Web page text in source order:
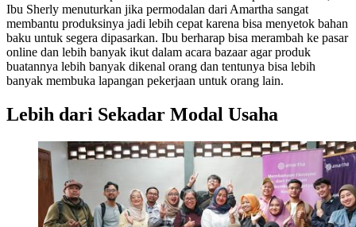
Ibu Sherly menuturkan jika permodalan dari Amartha sangat
membantu produksinya jadi lebih cepat karena bisa menyetok bahan
baku untuk segera dipasarkan. Ibu berharap bisa merambah ke pasar
online dan lebih banyak ikut dalam acara bazaar agar produk
buatannya lebih banyak dikenal orang dan tentunya bisa lebih
banyak membuka lapangan pekerjaan untuk orang lain.
Lebih dari Sekadar Modal Usaha